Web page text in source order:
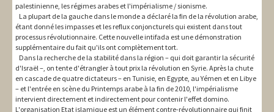
palestinienne, les régimes arabes et l'impérialisme / sionisme.
La plupart de la gauche dans le monde a déclaré la fin de la révolution arabe,
étant donné les impasses et les reflux conjoncturels qui existent dans tout
processus révolutionnaire. Cette nouvelle intifada est une démonstration
supplémentaire du fait qu'ils ont complètement tort.
Dans la recherche de la stabilité dans la région – qui doit garantir la sécurité
d'Israël –, on tente d'étrangler à tout prix la révolution en Syrie. Après la chute
en cascade de quatre dictateurs – en Tunisie, en Egypte, au Yémen et en Libye
– et l'entrée en scène du Printemps arabe à la fin de 2010, l'impérialisme
intervient directement et indirectement pour contenir l'effet domino.
L'organisation Etat islamique est un élément contre-révolutionnaire qui finit